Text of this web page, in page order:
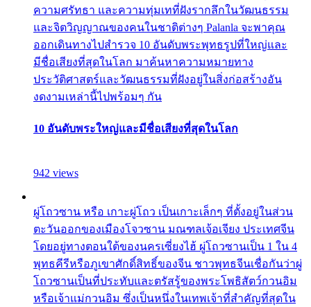
ความศรัทธา และความทุ่มเทที่ฝังรากลึกในวัฒนธรรม
และจิตวิญญาณของคนในชาติต่างๆ Palanla จะพาคุณ
ออกเดินทางไปสำรวจ 10 อันดับพระพุทธรูปที่ใหญ่และ
มีชื่อเสียงที่สุดในโลก มาค้นหาความหมายทาง
ประวัติศาสตร์และวัฒนธรรมที่ฝังอยู่ในสิ่งก่อสร้างอัน
งดงามเหล่านี้ไปพร้อมๆ กัน
10 อันดับพระใหญ่และมีชื่อเสียงที่สุดในโลก
942 views
ผู่โถวซาน หรือ เกาะผู่โถว เป็นเกาะเล็กๆ ที่ตั้งอยู่ในส่วน
ตะวันออกของเมืองโจวซาน มณฑลเจ้อเจียง ประเทศจีน
โดยอยู่ทางตอนใต้ของนครเซี่ยงไฮ้ ผู่โถวซานเป็น 1 ใน 4
พุทธคีรีหรือภูเขาศักดิ์สิทธิ์ของจีน ชาวพุทธจีนเชื่อกันว่าผู่
โถวซานเป็นที่ประทับและตรัสรู้ของพระโพธิสัตว์กวนอิม
หรือเจ้าแม่กวนอิม ซึ่งเป็นหนึ่งในเทพเจ้าที่สำคัญที่สุดใน